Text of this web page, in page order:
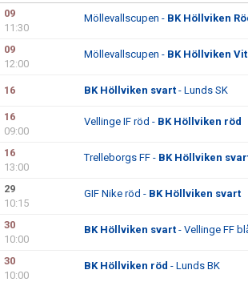
09
11:30
Möllevallscupen - BK Höllviken
09
12:00
Möllevallscupen - BK Höllviken Vit
16 BK Höllviken svart - Lunds SK
16
09:00
Vellinge IF röd - BK Höllviken röd
16
13:00
Trelleborgs FF - BK Höllviken
29
10:15
GIF Nike röd - BK Höllviken svart
30
10:00
BK Höllviken svart - Vellinge FF
30
10:00
BK Höllviken röd - Lunds BK